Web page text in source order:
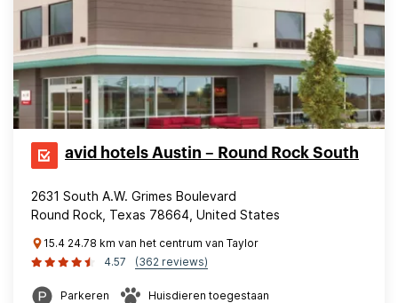
avid hotels Austin – Round Rock South
2631 South A.W. Grimes Boulevard
Round Rock, Texas 78664, United States
15.4 24.78 km van het centrum van Taylor
4.57
(362 reviews)
Parkeren Huisdieren toegestaan